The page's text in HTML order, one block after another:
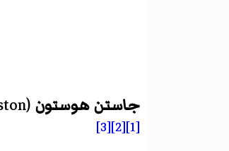
جاستن هوستون (
[1]
[2]
[3]